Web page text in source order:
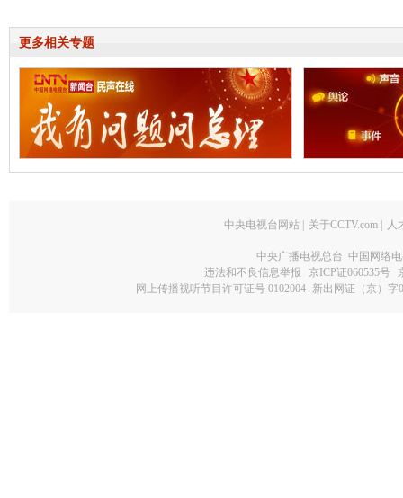
更多相关专题
中央电视台网站 | 关于CCTV.com | 人
中央广播电视总台 中国网络
违法和不良信息举报
京ICP证060535号
网上传播视听节目许可证号 0102004 新出网证（京）